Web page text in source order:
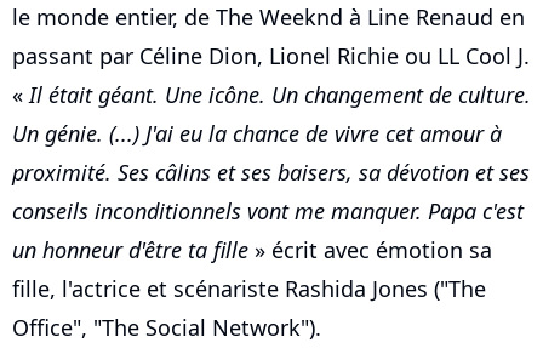
le monde entier, de The Weeknd à Line Renaud en
passant par Céline Dion, Lionel Richie ou LL Cool J.
«Il était géant. Une icône. Un changement de culture.
Un génie. (...) J'ai eu la chance de vivre cet amour à
proximité. Ses câlins et ses baisers, sa dévotion et ses
conseils inconditionnels vont me manquer. Papa c'est
un honneur d'être ta fille » écrit avec émotion sa
fille, l'actrice et scénariste Rashida Jones ("The
Office", "The Social Network").